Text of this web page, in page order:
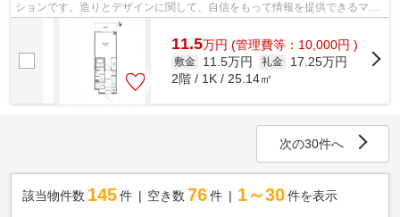
ションです。造りとデザインに関して、自信をもって情報を提供できるマン
ションです。徒歩2分で駅にアクセスで...
11.5万円 (管理費等：10,000円 )
敷金 11.5万円 礼金
17.25万円
2階 / 1K / 25.14㎡
次の30件へ
該当物件数 145件 空き数 76 件 1～30 件を表示